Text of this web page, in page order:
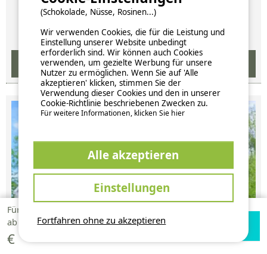
Für 1 Woche
ab
237,20
€
Verfügbarkeiten
Fortfahren ohne zu akzeptieren
(Schokolade, Nüsse, Rosinen...)
Wir verwenden Cookies, die für die Leistung und
Einstellung unserer Website unbedingt
erforderlich sind. Wir können auch Cookies
verwenden, um gezielte Werbung für unsere
Nutzer zu ermöglichen. Wenn Sie auf 'Alle
akzeptieren' klicken, stimmen Sie der
Verwendung dieser Cookies und den in unserer
Cookie-Richtlinie beschriebenen Zwecken zu.
Für weitere Informationen, klicken Sie hier
Alle akzeptieren
Einstellungen